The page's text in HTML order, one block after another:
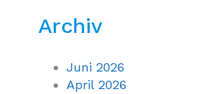
Archiv
Juni 2026
April 2026